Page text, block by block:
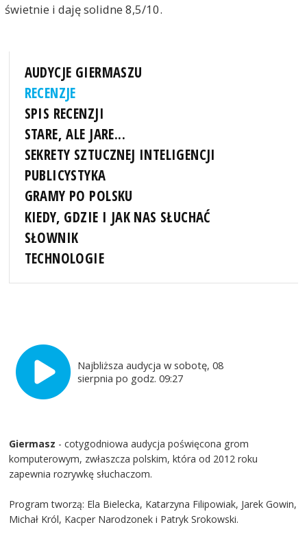
świetnie i daję solidne 8,5/10.
AUDYCJE GIERMASZU
RECENZJE
SPIS RECENZJI
STARE, ALE JARE...
SEKRETY SZTUCZNEJ INTELIGENCJI
PUBLICYSTYKA
GRAMY PO POLSKU
KIEDY, GDZIE I JAK NAS SŁUCHAĆ
SŁOWNIK
TECHNOLOGIE
Najbliższa audycja w sobotę, 08
sierpnia po godz. 09:27
Giermasz - cotygodniowa audycja poświęcona grom
komputerowym, zwłaszcza polskim, która od 2012 roku
zapewnia rozrywkę słuchaczom.
Program tworzą: Ela Bielecka, Katarzyna Filipowiak, Jarek Gowin,
Michał Król, Kacper Narodzonek i Patryk Srokowski.